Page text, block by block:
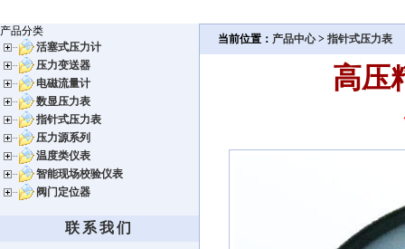
产品分类
活塞式压力计
压力变送器
电磁流量计
数显压力表
指针式压力表
压力源系列
温度类仪表
智能现场校验仪表
阀门定位器
联系我们
当前位置： 产品中心> 指针式压力表
高压